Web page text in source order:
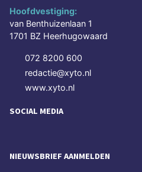
Hoofdvestiging:
van Benthuizenlaan 1
1701 BZ Heerhugowaard
072 8200 600
redactie@xyto.nl
www.xyto.nl
SOCIAL MEDIA
NIEUWSBRIEF AANMELDEN